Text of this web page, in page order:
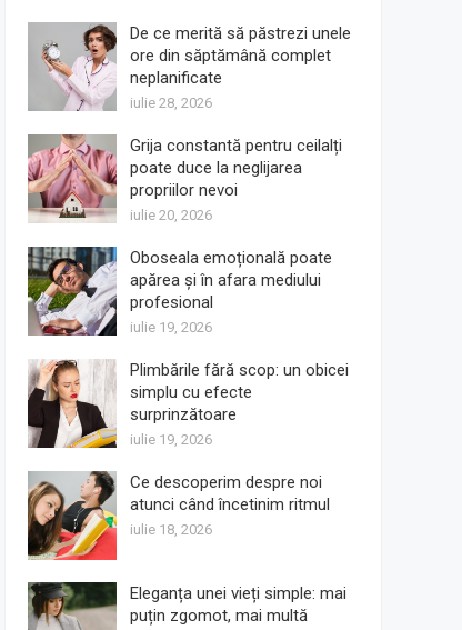
De ce merită să păstrezi unele
ore din săptămână complet
neplanificate
iulie 28, 2026
Grija constantă pentru ceilalți
poate duce la neglijarea
propriilor nevoi
iulie 20, 2026
Oboseala emoțională poate
apărea și în afara mediului
profesional
iulie 19, 2026
Plimbările fără scop: un obicei
simplu cu efecte
surprinzătoare
iulie 19, 2026
Ce descoperim despre noi
atunci când încetinim ritmul
iulie 18, 2026
Eleganța unei vieți simple: mai
puțin zgomot, mai multă